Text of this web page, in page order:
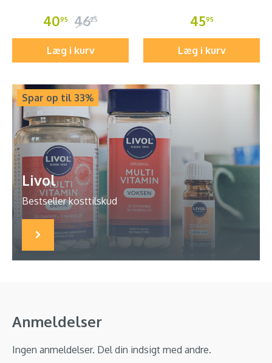
4095 4625
Læg i kurv
4595
Læg i kurv
Spar op til 33%
Livol
Bestseller kosttilskud
Anmeldelser
Ingen anmeldelser. Del din indsigt med andre.